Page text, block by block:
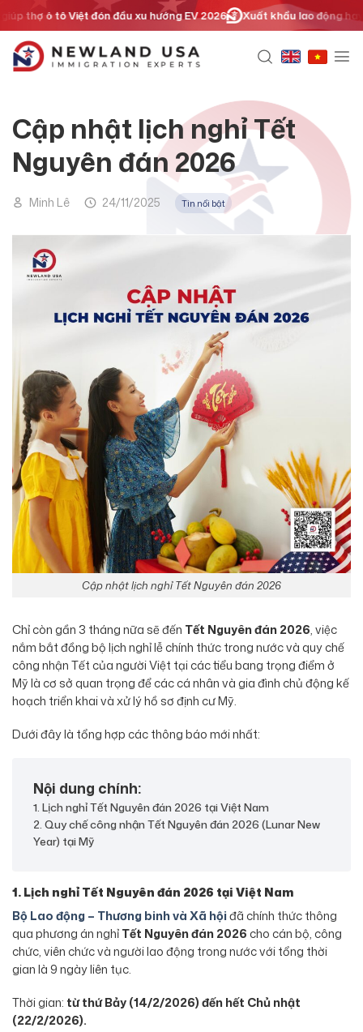
đến
dung
thợ ô tô Việt đón đầu xu hướng EV 2026 Xuất khẩu lao động hay
Cập nhật lịch nghỉ Tết
Nguyên đán 2026
Minh Lê 24/11/2025 Tin nổi bật
Cập nhật lịch nghỉ Tết Nguyên đán 2026
Chỉ còn gần 3 tháng nữa sẽ đến Tết Nguyên đán 2026, việc
nắm bắt đồng bộ lịch nghỉ lễ chính thức trong nước và quy chế
công nhận Tết của người Việt tại các tiểu bang trọng điểm ở
Mỹ là cơ sở quan trọng để các cá nhân và gia đình chủ động kế
hoạch triển khai và xử lý hồ sơ định cư Mỹ.
Dưới đây là tổng hợp các thông báo mới nhất:
Nội dung chính:
1. Lịch nghỉ Tết Nguyên đán 2026 tại Việt Nam
2. Quy chế công nhận Tết Nguyên đán 2026 (Lunar New
Year) tại Mỹ
1. Lịch nghỉTết Nguyên đán 2026 tại Việt Nam
Bộ Lao động – Thương binh và Xã hộiđã chính thức thông
qua phương án nghỉTết Nguyên đán 2026 cho cán bộ, công
chức, viên chức và người lao động trong nước với tổng thời
gian là 9 ngày liên tục.
Thời gian: từ thứ Bảy (14/2/2026) đến hết Chủ nhật
(22/2/2026).